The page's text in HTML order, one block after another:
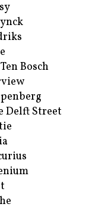
Bosch
Delft Street